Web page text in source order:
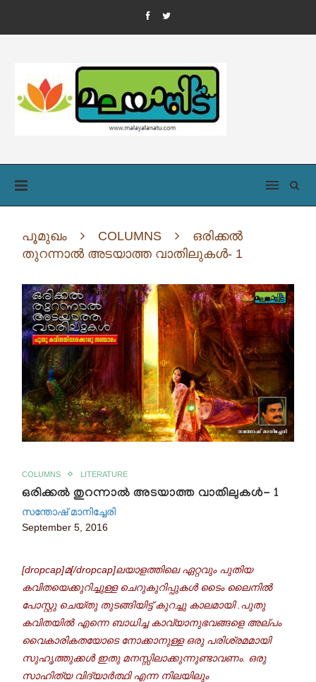
പൂമുഖം COLUMNS
ഒരിക്കൽ
തുറന്നാൽ അടയാത്ത വാതിലുകൾ- 1
COLUMNS LITERATURE
ഒരിക്കൽ തുറന്നാൽ അടയാത്ത വാതിലുകൾ- 1
സന്തോഷ് മാനിച്ചേരി
September 5, 2016
[dropcap]മ[/dropcap]ലയാളത്തിലെ ഏറ്റവും പുതിയ
കവിതയെക്കുറിച്ചുള്ള ചെറുകുറിപ്പുകൾ ടൈം ലൈനിൽ
പോസ്റ്റു ചെയ്തു തുടങ്ങിയിട്ട് കുറച്ചു കാലമായി .പുതു
കവിതയിൽ എന്നെ ബാധിച്ച കാവ്യാനുഭവങ്ങളെ അല്പം
വൈകാരികതയോടെ നോക്കാനുള്ള ഒരു പരിശ്രമമായി
സുഹൃത്തുക്കൾ ഇതു മനസ്സിലാക്കുന്നുണ്ടാവണം. ഒരു
സാഹിത്യ വിദ്യാർത്ഥി എന്ന നിലയിലും